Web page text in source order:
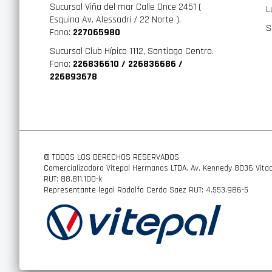
Luces traseras
Conector de alimentación 13-pin
Compatible con el sistema One Key
Bloquea el portabicicletas al automóvil
Sucursal Viña del mar Calle Once 2451 (
Esquina Av. Alessadri / 22 Norte ).
Fono: 227065980
Sucursal Club Hípico 1112, Santiago Centro.
Fono: 226836610 / 226836686 /
226893678
© TODOS LOS DERECHOS RESERVADOS
Comercializadora Vitepal Hermanos LTDA. Av. Kennedy 8036
RUT: 88.811.100-k
Representante legal Rodolfo Cerda Saez RUT: 4.553.986-5